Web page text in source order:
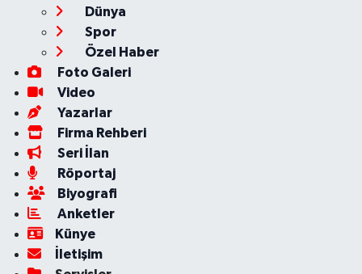
Dünya
Spor
Özel Haber
Foto Galeri
Video
Yazarlar
Firma Rehberi
Seri İlan
Röportaj
Biyografi
Anketler
Künye
İletişim